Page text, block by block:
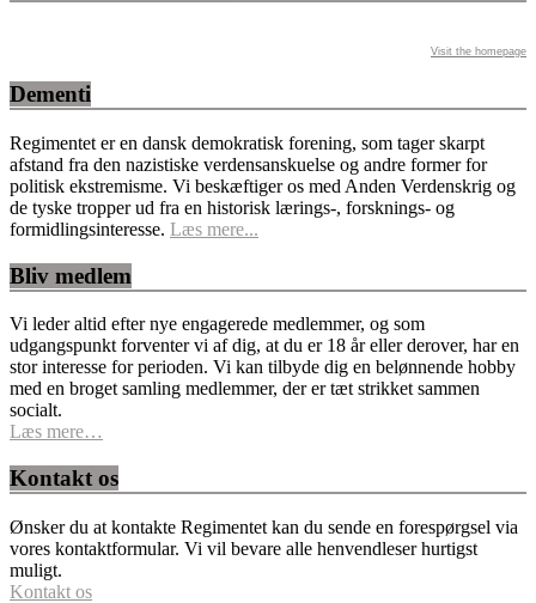
Visit the homepage
Dementi
Regimentet er en dansk demokratisk forening, som tager skarpt
afstand fra den nazistiske verdensanskuelse og andre former for
politisk ekstremisme. Vi beskæftiger os med Anden Verdenskrig og
de tyske tropper ud fra en historisk lærings-, forsknings- og
formidlingsinteresse. Læs mere...
Bliv medlem
Vi leder altid efter nye engagerede medlemmer, og som
udgangspunkt forventer vi af dig, at du er 18 år eller derover, har en
stor interesse for perioden. Vi kan tilbyde dig en belønnende hobby
med en broget samling medlemmer, der er tæt strikket sammen
socialt.
Læs mere…
Kontakt os
Ønsker du at kontakte Regimentet kan du sende en forespørgsel via
vores kontaktformular. Vi vil bevare alle henvendleser hurtigst
muligt.
Kontakt os